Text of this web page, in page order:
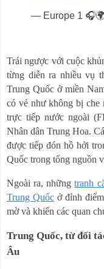
— Europe 1
Trái ngược với cuộc
từng diễn ra nhiều vụ
Trung Quốc ở miền
có vẻ như không bị
trực tiếp nước ngoài
Nhân dân Trung Hoa.
được tiếp đón hồ hởi
Quốc trong tổng nguồn
Ngoài ra, nhữngtranh
Trung Quốc ở đỉnh
mờ và khiến các quan
Trung Quốc, từ đối
Âu